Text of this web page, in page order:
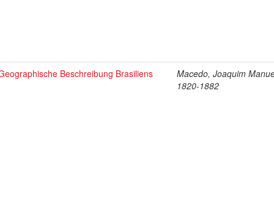
Beschreibung Brasiliens
Macedo, Joaquim
1820-1882